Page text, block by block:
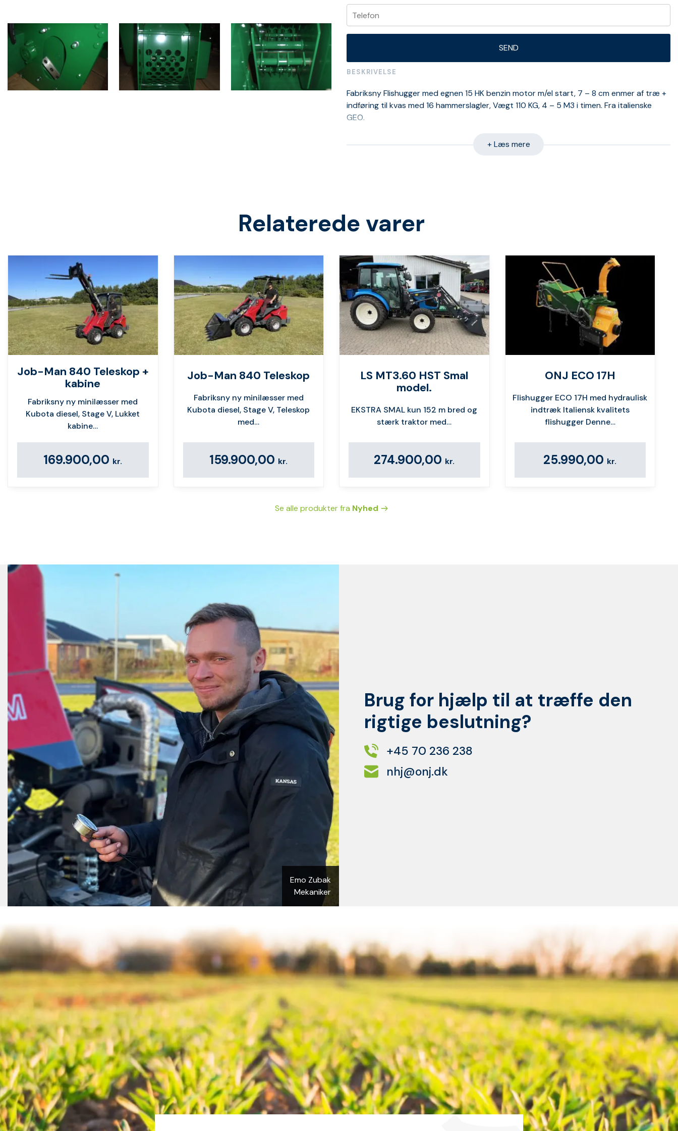
BESKRIVELSE
Fabriksny Flishugger med egnen 15 HK benzin motor m/el start, 7 – 8 cm enmer af træ +
indføring til kvas med 16 hammerslagler, Vægt 110 KG, 4 – 5 M3 i timen. Fra italienske
GEO.
+ Læs mere
Relaterede varer
Job-Man 840 Teleskop +
kabine
Fabriksny ny minilæsser med
Kubota diesel, Stage V, Lukket
kabine…
169.900,00 kr.
Job-Man 840 Teleskop
Fabriksny ny minilæsser med
Kubota diesel, Stage V, Teleskop
med…
159.900,00 kr.
LS MT3.60 HST Smal
model.
EKSTRA SMAL kun 152 m bred og
stærk traktor med…
274.900,00 kr.
ONJ ECO 17H
Flishugger ECO 17H med hydraulisk
indtræk Italiensk kvalitets
flishugger Denne…
25.990,00 kr.
Se alle produkter fra Nyhed
Emo Zubak
Mekaniker
Brug for hjælp til at træffe den
rigtige beslutning?
+45 70 236 238
nhj@onj.dk